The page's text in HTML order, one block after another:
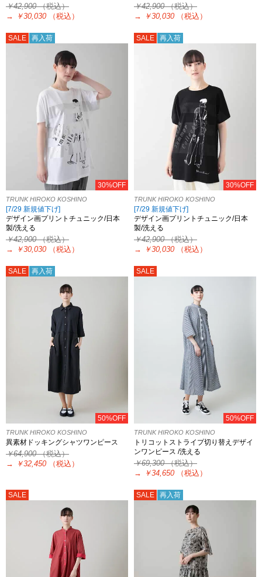
￥42,900（税込）
→
￥30,030 （税込）
￥42,900（税込）
→
￥30,030 （税込）
SALE 再入荷
30%OFF
TRUNK HIROKO KOSHINO
[7/29 新規値下げ]
デザイン画プリントチュニック/日本
製/洗える
￥42,900（税込）
→
￥30,030 （税込）
SALE 再入荷
30%OFF
TRUNK HIROKO KOSHINO
[7/29 新規値下げ]
デザイン画プリントチュニック/日本
製/洗える
￥42,900（税込）
→
￥30,030 （税込）
SALE 再入荷
50%OFF
TRUNK HIROKO KOSHINO
異素材ドッキングシャツワンピース
￥64,900（税込）
→
￥32,450 （税込）
SALE
50%OFF
TRUNK HIROKO KOSHINO
トリコットストライプ切り替えデザイ
ンワンピース /洗える
￥69,300（税込）
→
￥34,650 （税込）
SALE SALE 再入荷